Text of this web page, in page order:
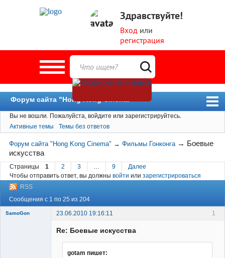
Здравствуйте!
Вход или
регистрация
Форум сайта "Hong Kong Cinema"
Форум
Новости
Пользователи
Поиск
Вы не вошли. Пожалуйста, войдите или зарегистрируйтесь.
Активные темы
Темы без ответов
Форум сайта "Hong Kong Cinema" →Фильмы Гонконга → Боевые
искусства
Страницы 1 2 3 9
Далее
Чтобы отправить ответ, вы должны войти или зарегистрироваться
RSS
Сообщения с 1 по 25 из 204
1
SamoGon 23.06.2010 19:16:11
Re: Боевые искусства
gotam пишет: